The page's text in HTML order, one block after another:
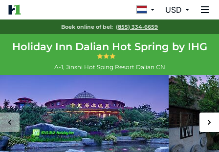
USD
Boek online of bel: (855) 334-6659
Holiday Inn Dalian Hot Spring by IHG
A-1, Jinshi Hot Sping Resort Dalian CN